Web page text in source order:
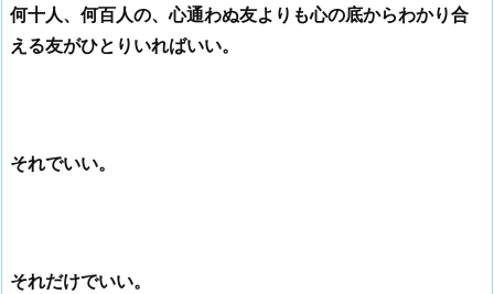
何十人、何百人の、心通わぬ友よりも心の底からわかり合
える友がひとりいればいい。
それでいい。
それだけでいい。